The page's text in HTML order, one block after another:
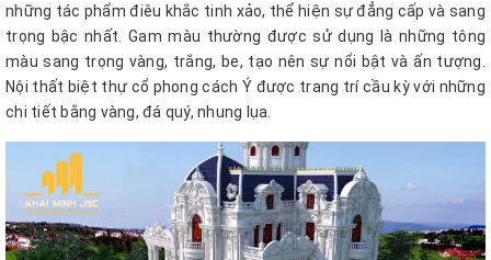
những tác phẩm điêu khắc tinh xảo, thể hiện sự đẳng cấp và sang
trọng bậc nhất. Gam màu thường được sử dụng là những tông
màu sang trọng vàng, trắng, be, tạo nên sự nổi bật và ấn tượng.
Nội thất biệt thự cổ phong cách Ý được trang trí cầu kỳ với những
chi tiết bằng vàng, đá quý, nhung lụa.